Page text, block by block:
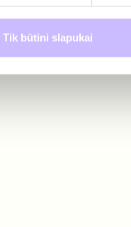
Tik būtini slapukai